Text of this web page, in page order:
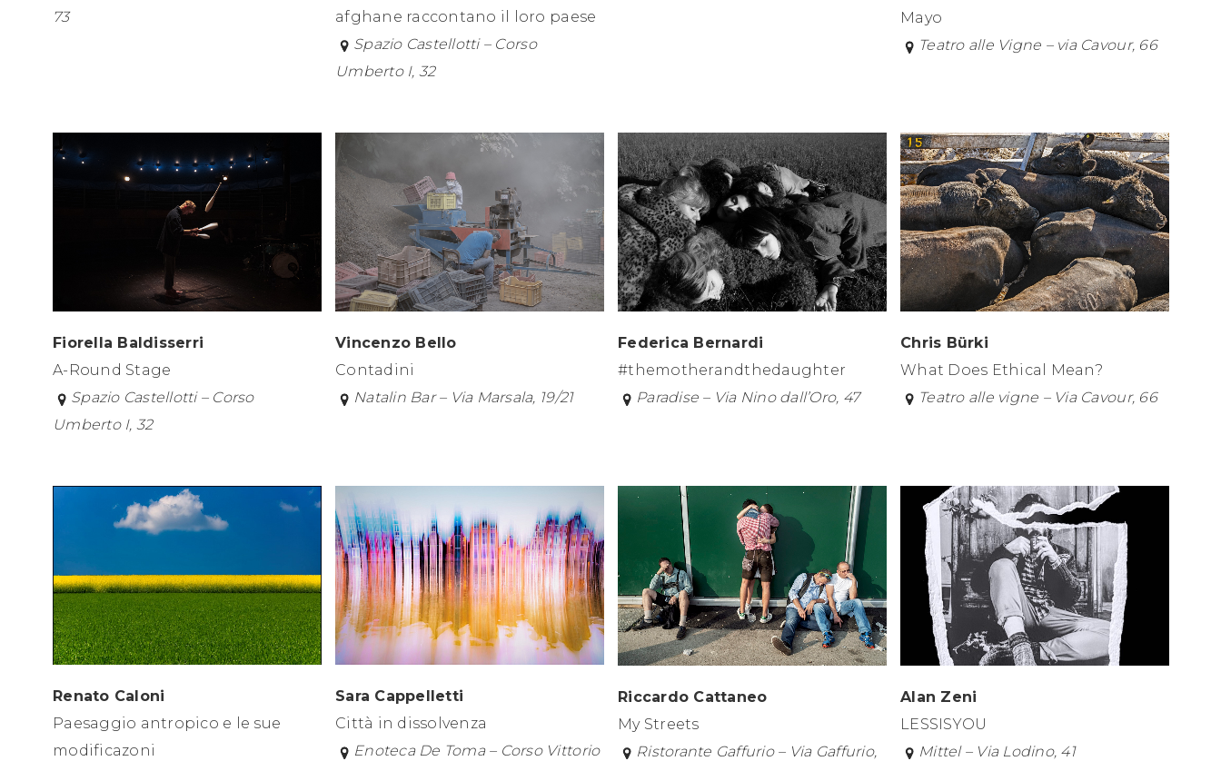
73
afghane raccontano il loro paese
Spazio Castellotti – Corso
Umberto I, 32
Mayo
Teatro alle Vigne – via Cavour, 66
Fiorella Baldisserri
A-Round Stage
Spazio Castellotti – Corso
Umberto I, 32
Vincenzo Bello
Contadini
Natalin Bar – Via Marsala, 19/21
Federica Bernardi
#themotherandthedaughter
Paradise – Via Nino dall’Oro, 47
Chris Bürki
What Does Ethical Mean?
Teatro alle vigne – Via Cavour, 66
Renato Caloni
Paesaggio antropico e le sue
modificazoni
Sara Cappelletti
Città in dissolvenza
Enoteca De Toma – Corso Vittorio
Riccardo Cattaneo
My Streets
Ristorante Gaffurio – Via Gaffurio,
Alan Zeni
LESSISYOU
Mittel – Via Lodino, 41